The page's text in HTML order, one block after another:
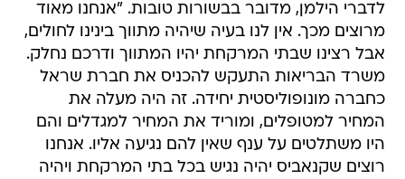
לדברי הילמן, מדובר בבשורות טובות. "אנחנו מאוד
מרוצים מכך. אין לנו בעיה שיהיה מתווך בינינו לחולים,
אבל רצינו שבתי המרקחת יהיו המתווך ודרכם נחלק.
משרד הבריאות התעקש להכניס את חברת שראל
כחברה מונופוליסטית יחידה. זה היה מעלה את
המחיר למטופלים, ומוריד את המחיר למגדלים והם
היו משתלטים על ענף שאין להם נגיעה אליו. אנחנו
רוצים שקנאביס יהיה נגיש בכל בתי המרקחת ויהיה